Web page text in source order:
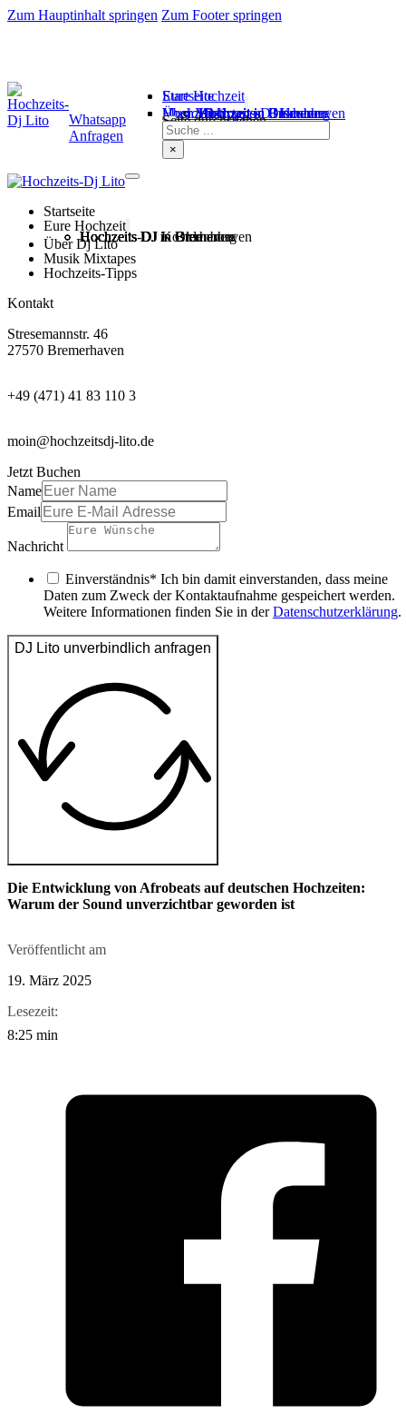
Zum Hauptinhalt springen Zum Footer springen
Startseite
Eure Hochzeit
Hochzeit in Bremen
Hochzeit in Bremerhaven
Hochzeit in Cuxhaven
Hochzeit in Oldenburg
Hochzeits-DJ Kosten
Über Mich
Music / Mixtapes
Hochzeitstipps
Seite durchsuchen
Suchen
×
Whatsapp
Anfragen
Startseite
Eure Hochzeit
Hochzeits DJ in Bremen
Hochzeits DJ in Bremerhaven
Hochzeits DJ in Cuxhaven
Hochzeits DJ in Oldenburg
Hochzeits-DJ Kosten
Über Dj Lito
Musik Mixtapes
Hochzeits-Tipps
Kontakt
Stresemannstr. 46
27570 Bremerhaven
+49 (471) 41 83 110 3
moin@hochzeitsdj-lito.de
Jetzt Buchen
Name
Email
Nachricht
Einverständnis* Ich bin damit einverstanden, dass meine
Daten zum Zweck der Kontaktaufnahme gespeichert werden.
Weitere Informationen finden Sie in derDatenschutzerklärung.
DJ Lito unverbindlich anfragen
Die Entwicklung von Afrobeats auf deutschen Hochzeiten:
Warum der Sound unverzichtbar geworden ist
Veröffentlicht am
19. März 2025
Lesezeit:
8:25 min